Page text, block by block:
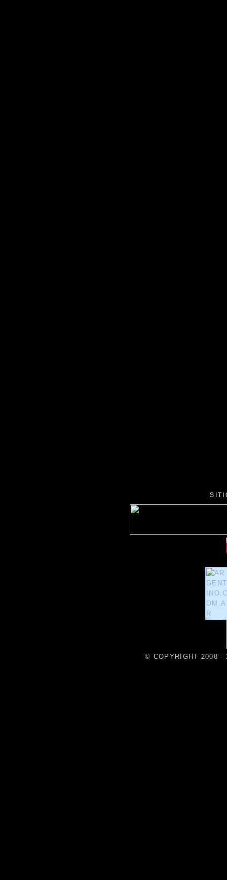
© COPYRIGHT 2008